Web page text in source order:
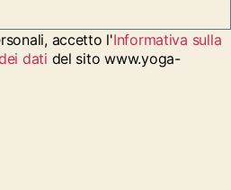
accetto l'Informativa sulla
dati del sito www.yoga-